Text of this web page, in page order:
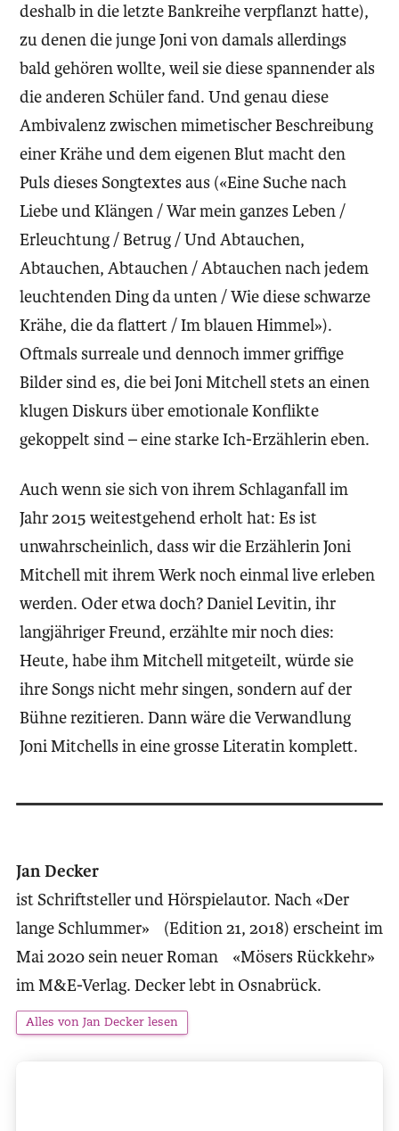
deshalb in die letzte Bankreihe verpflanzt hatte),
zu denen die junge Joni von damals allerdings
bald gehören wollte, weil sie diese spannender als
die anderen Schüler fand. Und genau diese
Ambivalenz zwischen mimetischer Beschreibung
einer Krähe und dem eigenen Blut macht den
Puls dieses Songtextes aus («Eine Suche nach
Liebe und Klängen / War mein ganzes Leben /
Erleuchtung / Betrug / Und Abtauchen,
Abtauchen, Abtauchen / Abtauchen nach jedem
leuchtenden Ding da unten / Wie diese schwarze
Krähe, die da flattert / Im blauen Himmel»).
Oftmals surreale und dennoch immer griffige
Bilder sind es, die bei Joni Mitchell stets an einen
klugen Diskurs über emotionale Konflikte
gekoppelt sind – eine starke Ich-Erzählerin eben.
Auch wenn sie sich von ihrem Schlaganfall im
Jahr 2015 weitestgehend erholt hat: Es ist
unwahrscheinlich, dass wir die Erzählerin Joni
Mitchell mit ihrem Werk noch einmal live erleben
werden. Oder etwa doch? Daniel Levitin, ihr
langjähriger Freund, erzählte mir noch dies:
Heute, habe ihm Mitchell mitgeteilt, würde sie
ihre Songs nicht mehr singen, sondern auf der
Bühne rezitieren. Dann wäre die Verwandlung
Joni Mitchells in eine grosse Literatin komplett.
Jan Decker
ist Schriftsteller und Hörspielautor. Nach «Der
lange Schlummer» (Edition 21, 2018) erscheint im
Mai 2020 sein neuer Roman «Mösers Rückkehr»
im M&E-Verlag. Decker lebt in Osnabrück.
Alles von Jan Decker lesen